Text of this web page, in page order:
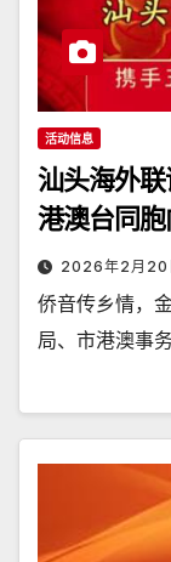
活动信息
汕头海外
港澳台同胞
2026年2月20
侨音传乡情，
局、市港澳事